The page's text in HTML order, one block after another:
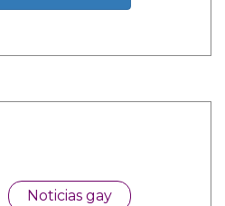
Noticias gay